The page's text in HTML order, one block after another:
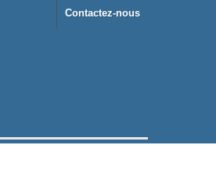
Contactez-nous